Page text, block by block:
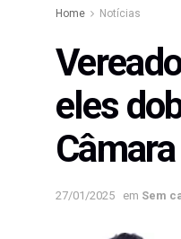
Home Notícias
eles
27/01/2025 em Sem